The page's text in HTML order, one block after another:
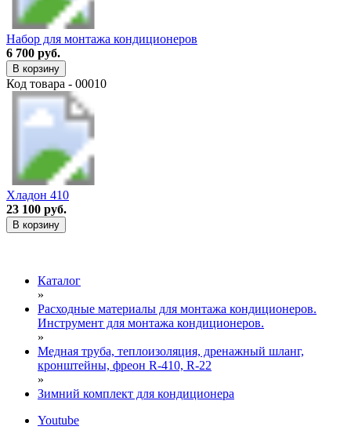
Набор для монтажа кондиционеров
6 700 руб.
В корзину
Код товара - 00010
Хладон 410
23 100 руб.
В корзину
Каталог
»
Расходные материалы для монтажа кондиционеров.
Инструмент для монтажа кондиционеров.
»
Медная труба, теплоизоляция, дренажный шланг,
кронштейны, фреон R-410, R-22
»
Зимний комплект для кондиционера
Youtube